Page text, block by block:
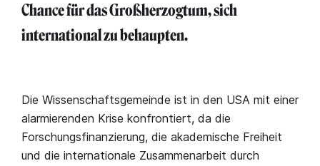
Chance für das Großherzogtum, sich
international zu behaupten.
Die Wissenschaftsgemeinde ist in den USA mit einer
alarmierenden Krise konfrontiert, da die
Forschungsfinanzierung, die akademische Freiheit
und die internationale Zusammenarbeit durch